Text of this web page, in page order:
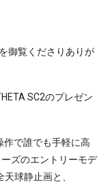
御覧くださりありが
SC2のプレゼン
作で誰でも手軽に高
ズのエントリーモデ
球静止画と、